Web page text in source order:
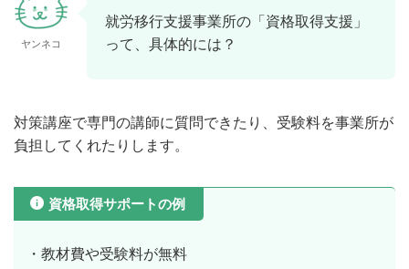
ヤンネコ
就労移行支援事業所の「資格取得支援」
って、具体的には？
対策講座で専門の講師に質問できたり、受験料を事業所が
負担してくれたりします。
資格取得サポートの例
・教材費や受験料が無料